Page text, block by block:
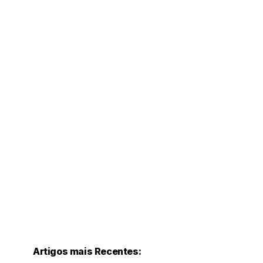
Artigos mais Recentes: